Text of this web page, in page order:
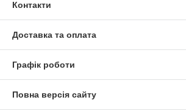
Контакти
Доставка та оплата
Графік роботи
Повна версія сайту